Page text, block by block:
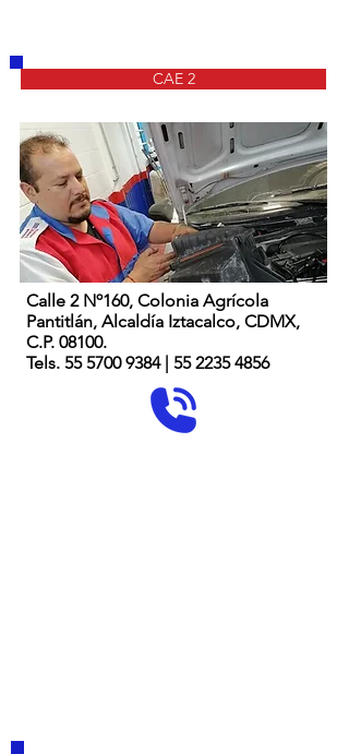
CAE 2
Calle 2 Nº160, Colonia Agrícola
Pantitlán, Alcaldía Iztacalco, CDMX,
C.P. 08100.
Tels. 55 5700 9384 | 55 2235 4856